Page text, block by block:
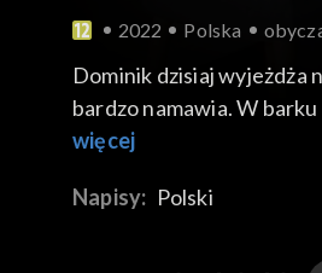
2022 Polska
Dominik dzisiaj wyjeżdża
bardzo namawia. W
więcej
Napisy: Polski